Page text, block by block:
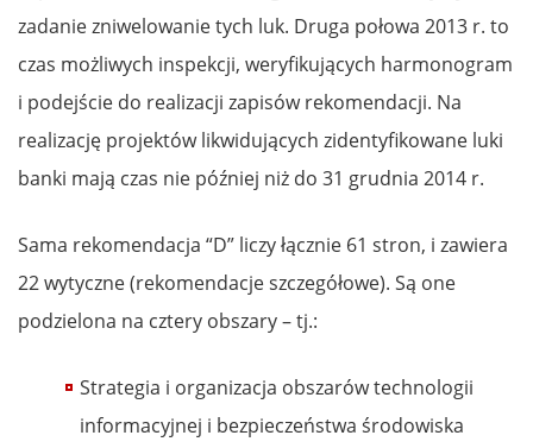
zadanie zniwelowanie tych luk. Druga połowa 2013 r. to
czas możliwych inspekcji, weryfikujących harmonogram
i podejście do realizacji zapisów rekomendacji. Na
realizację projektów likwidujących zidentyfikowane luki
banki mają czas nie później niż do 31 grudnia 2014 r.
Sama rekomendacja “D” liczy łącznie 61 stron, i zawiera
22 wytyczne (rekomendacje szczegółowe). Są one
podzielona na cztery obszary – tj.:
Strategia i organizacja obszarów technologii
informacyjnej i bezpieczeństwa środowiska